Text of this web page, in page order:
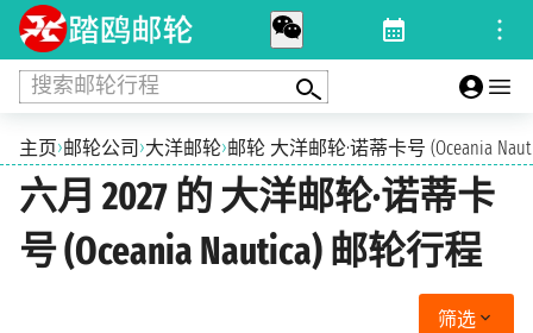
搜索邮轮行程
主页›邮轮公司 ›大洋邮轮›邮轮 大洋邮轮·诺蒂卡号 (Oceania
六月 2027 的 大洋邮轮·诺蒂卡
号 (Oceania Nautica) 邮轮行程
筛选